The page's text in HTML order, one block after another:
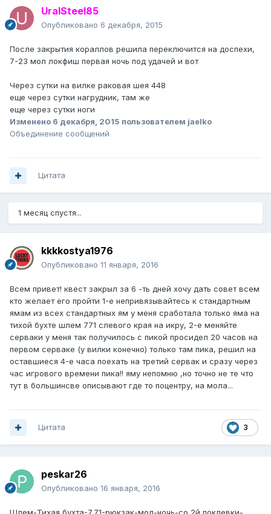
UralSteel85
Опубликовано 6 декабря, 2015
После закрытия кораллов решила переключится на доспехи,
7-23 мол локфиш первая ночь под удачей и вот
Через сутки на вилке раковая шея 448
еще через сутки нагрудник, там же
еще через сутки ноги
Изменено 6 декабря, 2015 пользователем jaelko
Объединение сообщений
Цитата
1 месяц спустя...
kkkkostya1976
Опубликовано 11 января, 2016
Всем привет! квест закрыл за 6 -ть дней хочу дать совет всем
кто желает его пройти 1-е непривязывайтесь к стандартным
ямам из всех стандартных ям у меня сработала только яма на
тихой бухте шлем 771 слевого края на икру, 2-е меняйте
серваки у меня так получилось с пикой просидел 20 часов на
первом серваке (у вилки конечно) только там пика, решил на
оставшиеся 4-е часа поехать на третий сервак и сразу через
час игрового времени пика!! яму непомню ,но точно не те что
тут в большинсве описывают где то поцентру, на мола...
3
Цитата
peskar26
Опубликовано 16 января, 2016